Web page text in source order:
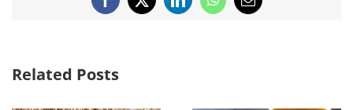
Facebook
X LinkedInWhatsApp
Email
Related Posts